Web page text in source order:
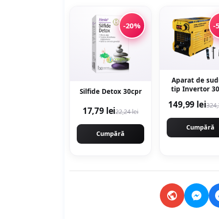
-20%
Silfide Detox 30cpr
17,79 lei22,24 lei
Cumpără
-
Aparat de
tip Invertor
ventilat, 1.6-
URAL MASH
149,99 lei
Cumpără